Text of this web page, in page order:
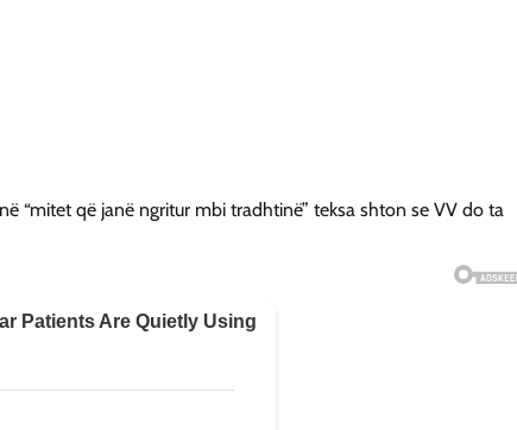
“mitet që janë ngritur mbi tradhtinë” teksa shton se VV do ta